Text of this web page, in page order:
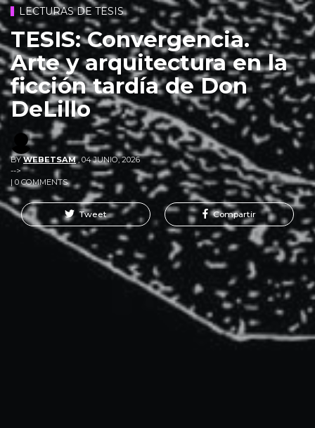
LECTURAS DE TESIS
TESIS: Convergencia.
Arte y arquitectura en la
ficción tardía de Don
DeLillo
BYWEBETSAM , 04 JUNIO, 2026
-->
| 0 COMMENTS
Tweet Compartir